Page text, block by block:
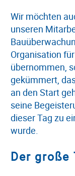
Wir möchten
unseren
Organisation
übernommen,
gekümmert,
an den Start
seine
dieser Tag zu
wurde.
Der große